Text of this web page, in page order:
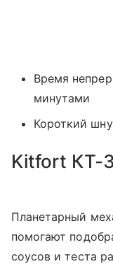
Время
минутами
Короткий
Kitfort КТ-
Планетарный
помогают
соусов и теста